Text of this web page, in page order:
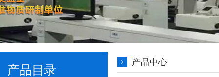
产品目录
产品中心